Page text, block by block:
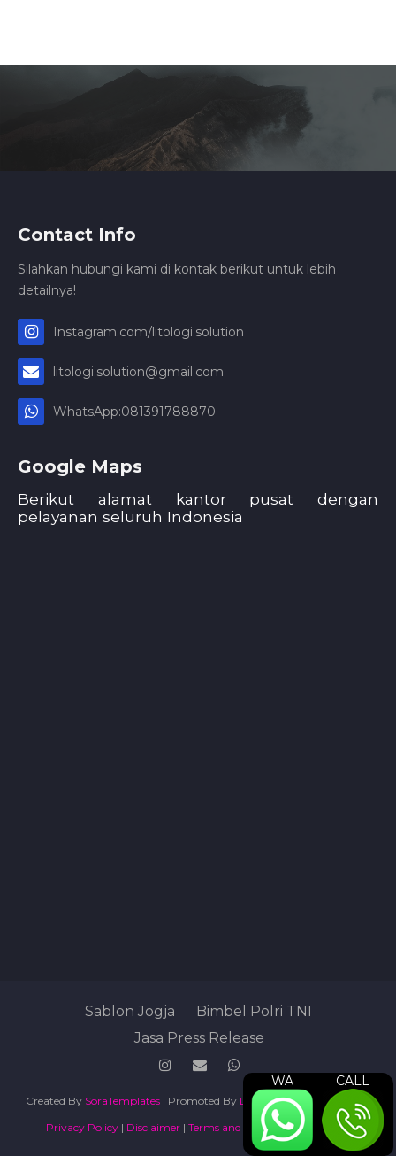
WA CALL
Contact Info
Silahkan hubungi kami di kontak berikut untuk lebih
detailnya!
Instagram.com/litologi.solution
litologi.solution@gmail.com
WhatsApp:081391788870
Google Maps
Berikut alamat kantor pusat dengan
pelayanan seluruh Indonesia
Sablon Jogja
Bimbel Polri TNI
Jasa Press Release
Created By SoraTemplates| Promoted By Digital Marketing Agency
Privacy Policy | Disclaimer | Terms and Conditions| Sitemap